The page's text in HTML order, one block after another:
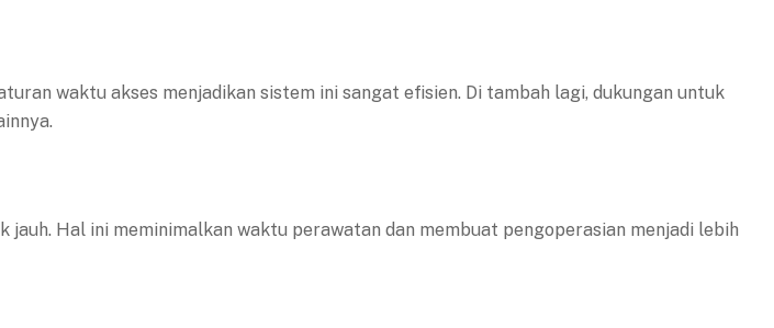
waktu akses menjadikan sistem ini sangat efisien. Di tambah lagi, dukungan untuk
Hal ini meminimalkan waktu perawatan dan membuat pengoperasian menjadi lebih